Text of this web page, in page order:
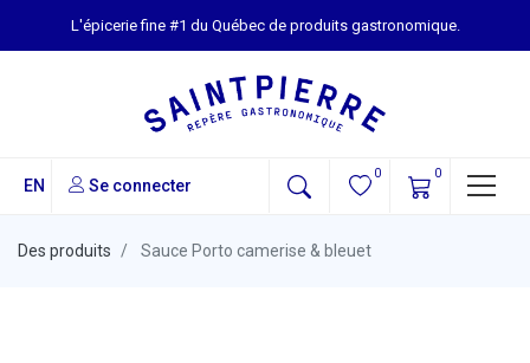
L'épicerie fine #1 du Québec de produits gastronomique.
EN Se connecter
0 0
Des produits Sauce Porto camerise & bleuet